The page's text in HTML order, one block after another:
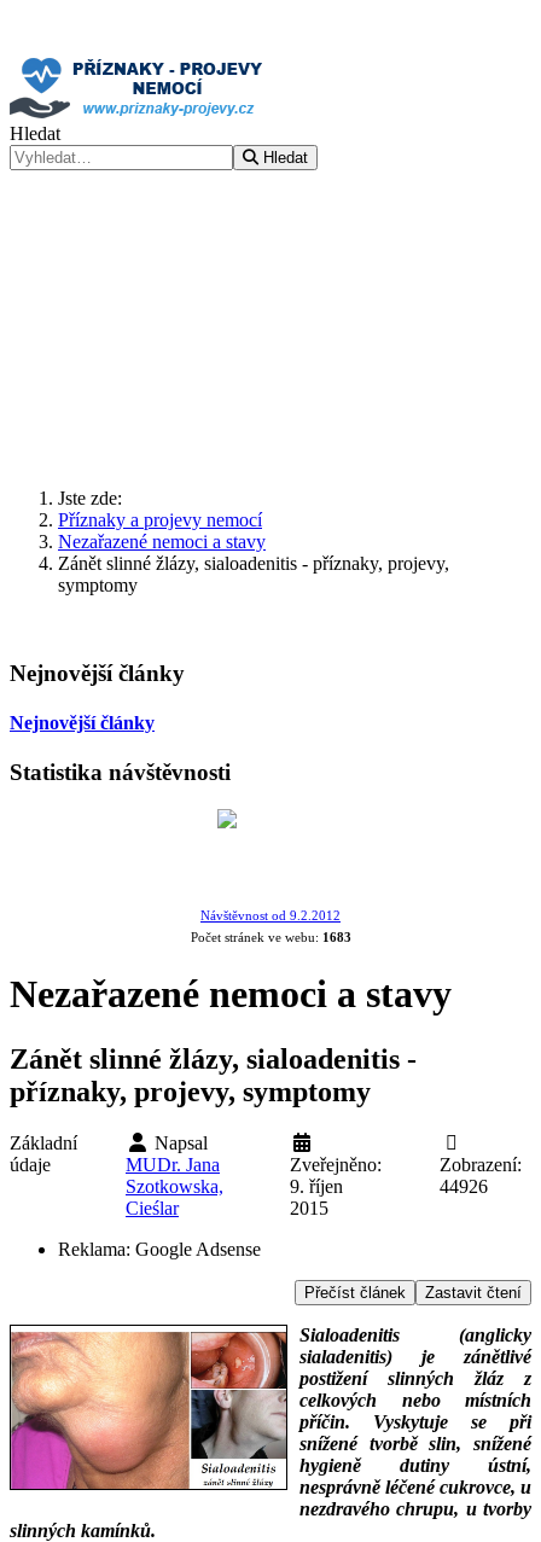
Hledat
Hledat
Jste zde:
Příznaky a projevy nemocí
Nezařazené nemoci a stavy
Zánět slinné žlázy, sialoadenitis - příznaky, projevy,
symptomy
Nejnovější články
Nejnovější články
Statistika návštěvnosti
Návštěvnost od 9.2.2012
Počet stránek ve webu: 1683
Nezařazené nemoci a stavy
Zánět slinné žlázy, sialoadenitis -
příznaky, projevy, symptomy
Základní
údaje
Napsal
MUDr. Jana
Szotkowska,
Cieślar
Zveřejněno:
9. říjen
2015
Zobrazení:
44926
Reklama: Google Adsense
Přečíst článek Zastavit čtení
Sialoadenitis (anglicky
sialadenitis) je zánětlivé
postižení slinných žláz z
celkových nebo místních
příčin. Vyskytuje se při
snížené tvorbě slin, snížené
hygieně dutiny ústní,
nesprávně léčené cukrovce, u
nezdravého chrupu, u tvorby
slinných kamínků.